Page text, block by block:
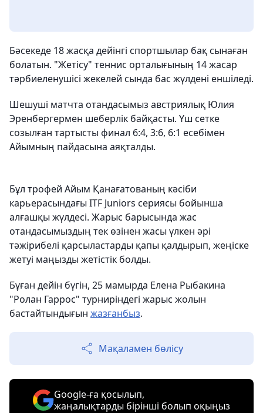
Бәсекеде 18 жасқа дейінгі спортшылар бақ сынаған
болатын. "Жетісу" теннис орталығының 14 жасар
тәрбиеленушісі жекелей сында бас жүлдені еншіледі.
Шешуші матчта отандасымыз австриялық Юлия
Эренбергермен шеберлік байқасты. Үш сетке
созылған тартысты финал 6:4, 3:6, 6:1 есебімен
Айымның пайдасына аяқталды.
Бұл трофей Айым Қанағатованың кәсіби
карьерасындағы ITF Juniors сериясы бойынша
алғашқы жүлдесі. Жарыс барысында жас
отандасымыздың тек өзінен жасы үлкен әрі
тәжірибелі қарсыластарды қапы қалдырып, жеңіске
жетуі маңызды жетістік болды.
Бұған дейін бүгін, 25 мамырда Елена Рыбакина
"Ролан Гаррос" турниріндегі жарыс жолын
бастайтындығын жазғанбыз.
Мақаламен бөлісу
Google-ға қосылып,
жаңалықтарды бірінші болып оқыңыз